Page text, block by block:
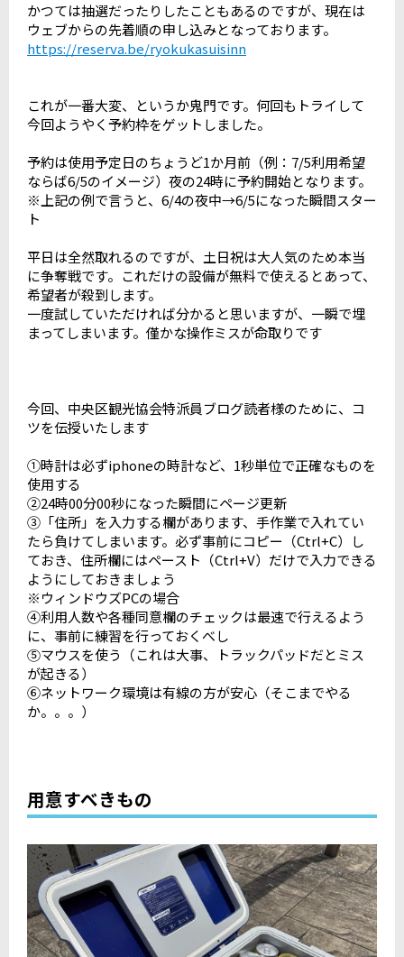
かつては抽選だったりしたこともあるのですが、現在は
ウェブからの先着順の申し込みとなっております。
https://reserva.be/ryokukasuisinn
これが一番大変、というか鬼門です。何回もトライして
今回ようやく予約枠をゲットしました。
予約は使用予定日のちょうど1か月前（例：7/5利用希望
ならば6/5のイメージ）夜の24時に予約開始となります。
※上記の例で言うと、6/4の夜中→6/5になった瞬間スター
ト
平日は全然取れるのですが、土日祝は大人気のため本当
に争奪戦です。これだけの設備が無料で使えるとあって、
希望者が殺到します。
一度試していただければ分かると思いますが、一瞬で埋
まってしまいます。僅かな操作ミスが命取りです
今回、中央区観光協会特派員ブログ読者様のために、コ
ツを伝授いたします
①時計は必ずiphoneの時計など、1秒単位で正確なものを
使用する
②24時00分00秒になった瞬間にページ更新
③「住所」を入力する欄があります、手作業で入れてい
たら負けてしまいます。必ず事前にコピー（Ctrl+C）し
ておき、住所欄にはペースト（Ctrl+V）だけで入力できる
ようにしておきましょう
※ウィンドウズPCの場合
④利用人数や各種同意欄のチェックは最速で行えるよう
に、事前に練習を行っておくべし
⑤マウスを使う（これは大事、トラックパッドだとミス
が起きる）
⑥ネットワーク環境は有線の方が安心（そこまでやる
か。。。）
用意すべきもの